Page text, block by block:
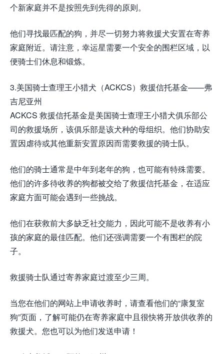
个新家庭并不是按照先到先得的原则。
他们寻找最匹配的狗，并尽一切努力将救援犬安置在寄养
家庭附近。请注意，幸运星需要一个安全的围栏区域，以
便骑士们休息和锻炼。
3.美国骑士查理王小猎犬（ACKCS）救援信托基金——弗
吉尼亚州
ACKCS 救援信托基金是美国骑士查理王小猎犬俱乐部公
司的救援场所，该俱乐部是该犬种的母组织。他们协助安
置因虐待或其他重新安置原因而需要救援的骑士队。
他们的骑士通常是中年到老年的狗，也可能有特殊需要。
他们的许多待收养的狗都被交给了救援信托基金，在适应
家庭方面可能会遇到一些挑战。
他们在获救前大多缺乏社交能力，因此可能不是收养有小
孩的家庭的最佳匹配。他们还强调需要一个有围栏的院
子。
救援骑士队通过寄养家庭过渡至少三周。
当您在他们的网站上申请收养时，请查看他们的“康复室
狗”页面，了解可能仍在寄养家庭中且很快将开放供收养的
救援犬。您也可以为他们发送申请！